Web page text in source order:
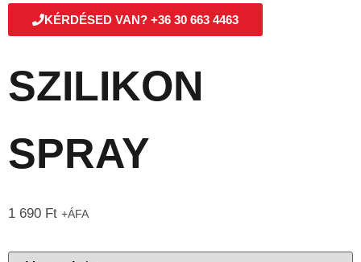
KÉRDÉSED VAN? +36 30 663 4463
SZILIKON
SPRAY
1 690 Ft +ÁFA